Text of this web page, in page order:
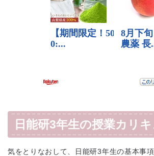
日能研3年生の授業カリ
気をとりなおして、日能研3年生の基本事項